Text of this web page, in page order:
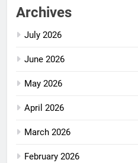
Archives
July 2026
June 2026
May 2026
April 2026
March 2026
February 2026